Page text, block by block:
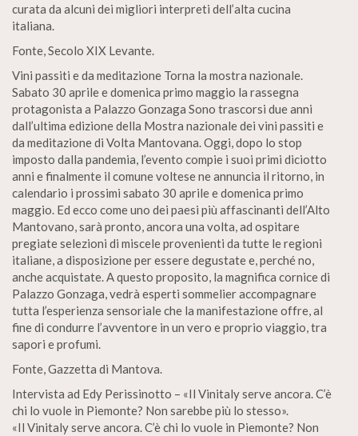
curata da alcuni dei migliori interpreti dell’alta cucina
italiana.
Fonte, Secolo XIX Levante.
Vini passiti e da meditazione Torna la mostra nazionale.
Sabato 30 aprile e domenica primo maggio la rassegna
protagonista a Palazzo Gonzaga Sono trascorsi due anni
dall’ultima edizione della Mostra nazionale dei vini passiti e
da meditazione di Volta Mantovana. Oggi, dopo lo stop
imposto dalla pandemia, l’evento compie i suoi primi diciotto
anni e finalmente il comune voltese ne annuncia il ritorno, in
calendario i prossimi sabato 30 aprile e domenica primo
maggio. Ed ecco come uno dei paesi più affascinanti dell’Alto
Mantovano, sarà pronto, ancora una volta, ad ospitare
pregiate selezioni di miscele provenienti da tutte le regioni
italiane, a disposizione per essere degustate e, perché no,
anche acquistate. A questo proposito, la magnifica cornice di
Palazzo Gonzaga, vedrà esperti sommelier accompagnare
tutta l’esperienza sensoriale che la manifestazione offre, al
fine di condurre l’avventore in un vero e proprio viaggio, tra
sapori e profumi.
Fonte, Gazzetta di Mantova.
Intervista ad Edy Perissinotto – «Il Vinitaly serve ancora. C’è
chi lo vuole in Piemonte? Non sarebbe più lo stesso».
«Il Vinitaly serve ancora. C’è chi lo vuole in Piemonte? Non